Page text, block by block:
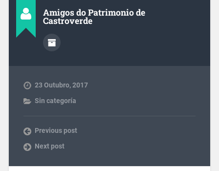
Amigos do Patrimonio de
Castroverde
23 Outubro, 2017
Sin categoría
Previous post
Next post